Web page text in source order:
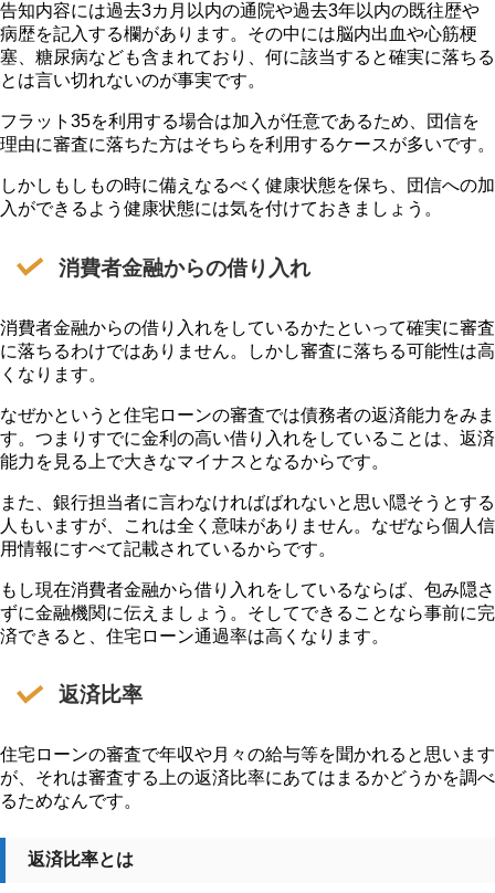
告知内容には過去3カ月以内の通院や過去3年以内の既往歴や
病歴を記入する欄があります。その中には脳内出血や心筋梗
塞、糖尿病なども含まれており、何に該当すると確実に落ちる
とは言い切れないのが事実です。
フラット35を利用する場合は加入が任意であるため、団信を
理由に審査に落ちた方はそちらを利用するケースが多いです。
しかしもしもの時に備えなるべく健康状態を保ち、団信への加
入ができるよう健康状態には気を付けておきましょう。
消費者金融からの借り入れ
消費者金融からの借り入れをしているかたといって確実に審査
に落ちるわけではありません。しかし審査に落ちる可能性は高
くなります。
なぜかというと住宅ローンの審査では債務者の返済能力をみま
す。つまりすでに金利の高い借り入れをしていることは、返済
能力を見る上で大きなマイナスとなるからです。
また、銀行担当者に言わなければばれないと思い隠そうとする
人もいますが、これは全く意味がありません。なぜなら個人信
用情報にすべて記載されているからです。
もし現在消費者金融から借り入れをしているならば、包み隠さ
ずに金融機関に伝えましょう。そしてできることなら事前に完
済できると、住宅ローン通過率は高くなります。
返済比率
住宅ローンの審査で年収や月々の給与等を聞かれると思います
が、それは審査する上の返済比率にあてはまるかどうかを調べ
るためなんです。
返済比率とは